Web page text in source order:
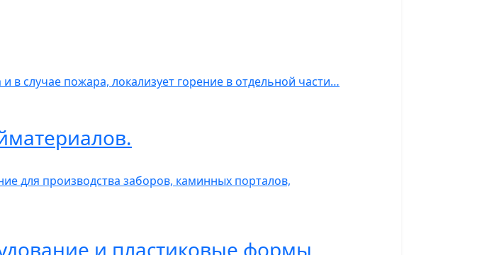
в случае пожара, локализует горение в отдельной части…
производства заборов, каминных порталов,
и пластиковые формы